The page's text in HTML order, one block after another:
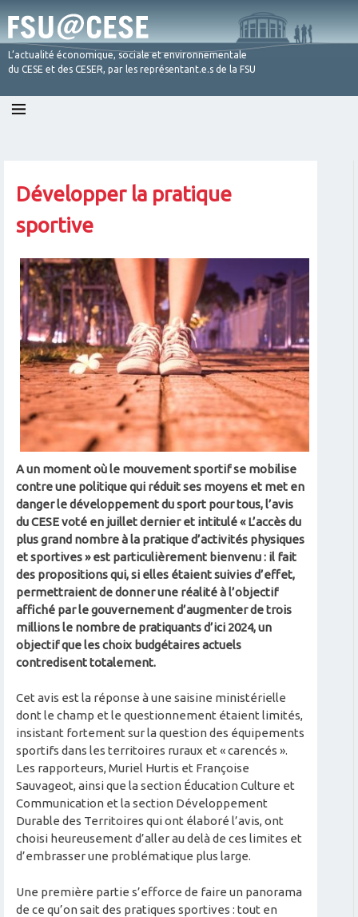
L’actualité économique, sociale et environnementale
du CESE et des CESER, par les représentant.e.s de la FSU
Skip
Développer la pratique
sportive
A un moment où le mouvement sportif se mobilise
contre une politique qui réduit ses moyens et met en
danger le développement du sport pour tous, l’avis
du CESE voté en juillet dernier et intitulé « L’accès du
plus grand nombre à la pratique d’activités physiques
et sportives » est particulièrement bienvenu : il fait
des propositions qui, si elles étaient suivies d’effet,
permettraient de donner une réalité à l’objectif
affiché par le gouvernement d’augmenter de trois
millions le nombre de pratiquants d’ici 2024, un
objectif que les choix budgétaires actuels
contredisent totalement.
Cet avis est la réponse à une saisine ministérielle
dont le champ et le questionnement étaient limités,
insistant fortement sur la question des équipements
sportifs dans les territoires ruraux et « carencés ».
Les rapporteurs, Muriel Hurtis et Françoise
Sauvageot, ainsi que la section Éducation Culture et
Communication et la section Développement
Durable des Territoires qui ont élaboré l’avis, ont
choisi heureusement d’aller au delà de ces limites et
d’embrasser une problématique plus large.
Une première partie s’efforce de faire un panorama
de ce qu’on sait des pratiques sportives : tout en